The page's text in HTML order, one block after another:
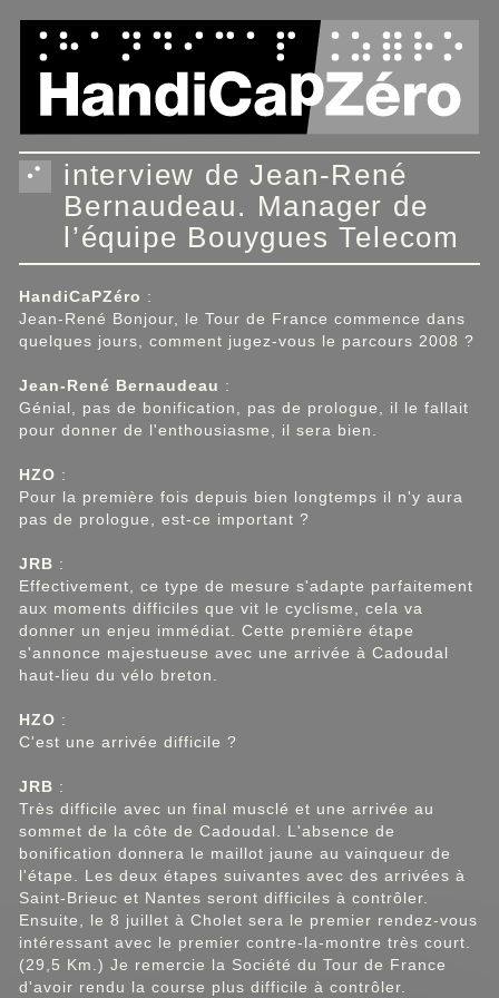
interview de Jean-René
Bernaudeau. Manager de
l’équipe Bouygues Telecom
HandiCaPZéro :
Jean-René Bonjour, le Tour de France commence dans
quelques jours, comment jugez-vous le parcours 2008 ?
Jean-René Bernaudeau :
Génial, pas de bonification, pas de prologue, il le fallait
pour donner de l'enthousiasme, il sera bien.
HZO :
Pour la première fois depuis bien longtemps il n'y aura
pas de prologue, est-ce important ?
JRB :
Effectivement, ce type de mesure s'adapte parfaitement
aux moments difficiles que vit le cyclisme, cela va
donner un enjeu immédiat. Cette première étape
s'annonce majestueuse avec une arrivée à Cadoudal
haut-lieu du vélo breton.
HZO :
C'est une arrivée difficile ?
JRB :
Très difficile avec un final musclé et une arrivée au
sommet de la côte de Cadoudal. L'absence de
bonification donnera le maillot jaune au vainqueur de
l'étape. Les deux étapes suivantes avec des arrivées à
Saint-Brieuc et Nantes seront difficiles à contrôler.
Ensuite, le 8 juillet à Cholet sera le premier rendez-vous
intéressant avec le premier contre-la-montre très court.
(29,5 Km.) Je remercie la Société du Tour de France
d'avoir rendu la course plus difficile à contrôler.